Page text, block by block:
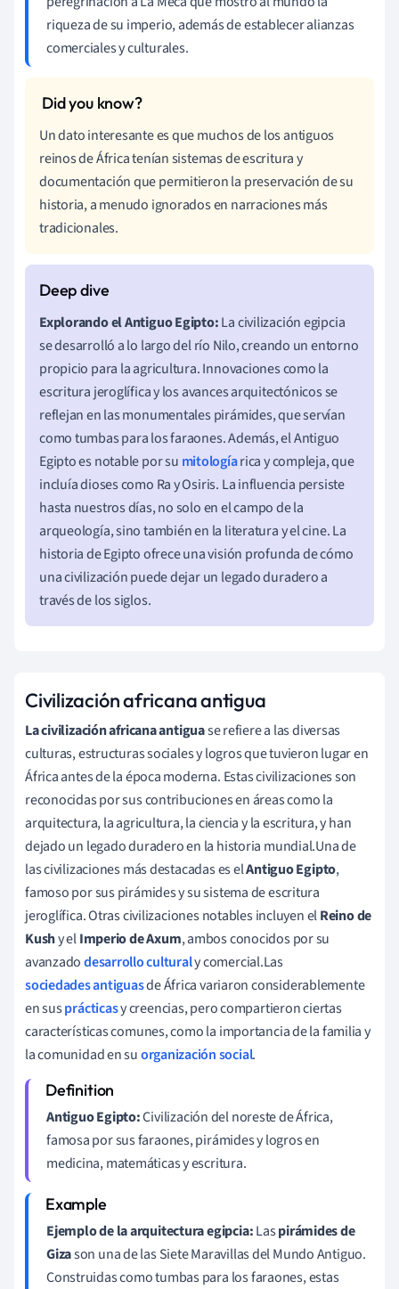
riqueza de su imperio, además de establecer alianzas
comerciales y culturales.
Un dato interesante es que muchos de los antiguos
reinos de África tenían sistemas de escritura y
documentación que permitieron la preservación de su
historia, a menudo ignorados en narraciones más
tradicionales.
Explorando el Antiguo Egipto:La civilización egipcia
se desarrolló a lo largo del río Nilo, creando un entorno
propicio para la agricultura. Innovaciones como la
escritura jeroglífica y los avances arquitectónicos se
reflejan en las monumentales pirámides, que servían
como tumbas para los faraones. Además, el Antiguo
Egipto es notable por su mitologíarica y compleja, que
incluía dioses como Ra y Osiris. La influencia persiste
hasta nuestros días, no solo en el campo de la
arqueología, sino también en la literatura y el cine. La
historia de Egipto ofrece una visión profunda de cómo
una civilización puede dejar un legado duradero a
través de los siglos.
Civilización africana antigua
La civilización africana antiguase refiere a las diversas
culturas, estructuras sociales y logros que tuvieron lugar en
África antes de la época moderna. Estas civilizaciones son
reconocidas por sus contribuciones en áreas como la
arquitectura, la agricultura, la ciencia y la escritura, y han
dejado un legado duradero en la historia mundial.Una de
las civilizaciones más destacadas es elAntiguo Egipto,
famoso por sus pirámides y su sistema de escritura
jeroglífica. Otras civilizaciones notables incluyen elReino de
Kushy elImperio de Axum, ambos conocidos por su
avanzadodesarrollo culturaly comercial.Las
sociedades antiguasde África variaron considerablemente
en susprácticasy creencias, pero compartieron ciertas
características comunes, como la importancia de la familia y
la comunidad en suorganización social.
Antiguo Egipto:Civilización del noreste de África,
famosa por sus faraones, pirámides y logros en
medicina, matemáticas y escritura.
Ejemplo de la arquitectura egipcia:Laspirámides de
Gizason una de las Siete Maravillas del Mundo Antiguo.
Construidas como tumbas para los faraones, estas